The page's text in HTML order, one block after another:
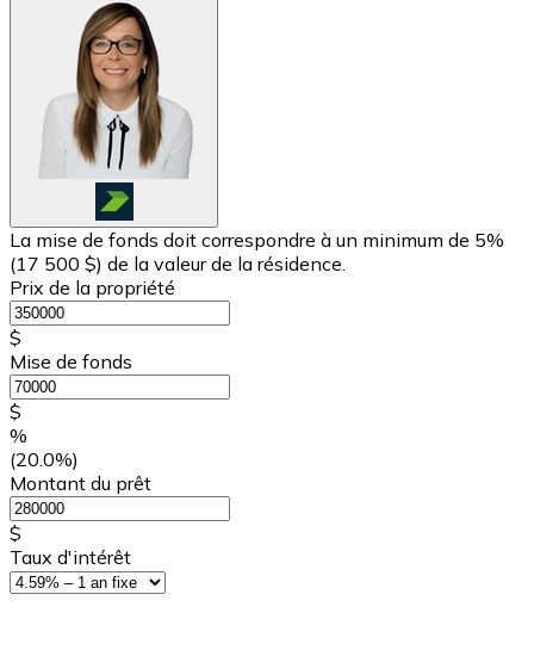
La mise de fonds doit correspondre à un minimum de 5%
(17 500 $) de la valeur de la résidence.
Prix de la propriété
$
Mise de fonds
$
%
(20.0%)
Montant du prêt
$
Taux d'intérêt